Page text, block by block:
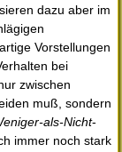
dazu aber im
Vorstellungen
bei
zwischen
muß, sondern
als-Nicht-
immer noch stark